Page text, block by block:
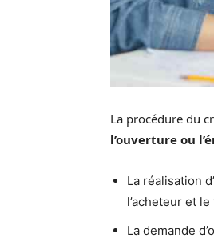
La procédure du
l’ouverture ou
La réalisation
l’acheteur et
La demande